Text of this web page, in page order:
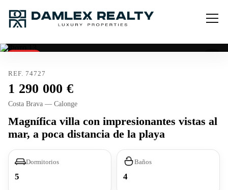
REF. 74727
1 290 000
Costa Brava — Calonge
Magnífica villa con impresionantes vistas al
mar, a poca distancia de la playa
Dormitorios
5
Baños
4